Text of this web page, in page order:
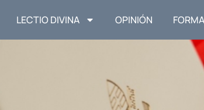
LECTIO DIVINA OPINIÓN